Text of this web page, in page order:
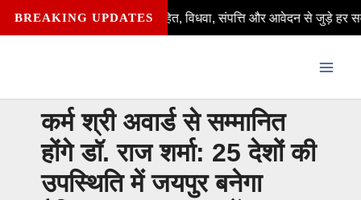
Skip
to
BREAKING UPDATES
अविवाहित, विधवा, संपत्ति और आवेदन से जुड़े हर सवाल का आसान जवाब
कर्म श्री अवार्ड से सम्मानित
होंगे डॉ. राज शर्मा: 25 देशों की
उपस्थिति में जयपुर बनेगा